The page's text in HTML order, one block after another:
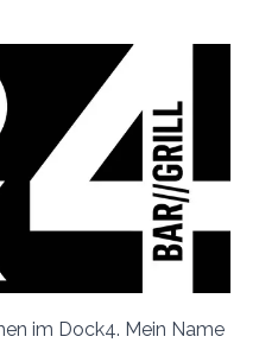
im Dock4. Mein Name